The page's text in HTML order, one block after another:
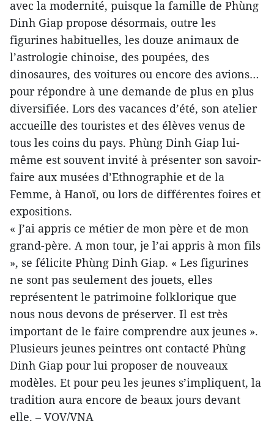
avec la modernité, puisque la famille de Phùng
Dinh Giap propose désormais, outre les
figurines habituelles, les douze animaux de
l’astrologie chinoise, des poupées, des
dinosaures, des voitures ou encore des avions…
pour répondre à une demande de plus en plus
diversifiée. Lors des vacances d’été, son atelier
accueille des touristes et des élèves venus de
tous les coins du pays. Phùng Dinh Giap lui-
même est souvent invité à présenter son savoir-
faire aux musées d’Ethnographie et de la
Femme, à Hanoï, ou lors de différentes foires et
expositions.
« J’ai appris ce métier de mon père et de mon
grand-père. A mon tour, je l’ai appris à mon fils
», se félicite Phùng Dinh Giap. « Les figurines
ne sont pas seulement des jouets, elles
représentent le patrimoine folklorique que
nous nous devons de préserver. Il est très
important de le faire comprendre aux jeunes ».
Plusieurs jeunes peintres ont contacté Phùng
Dinh Giap pour lui proposer de nouveaux
modèles. Et pour peu les jeunes s’impliquent, la
tradition aura encore de beaux jours devant
elle. – VOV/VNA